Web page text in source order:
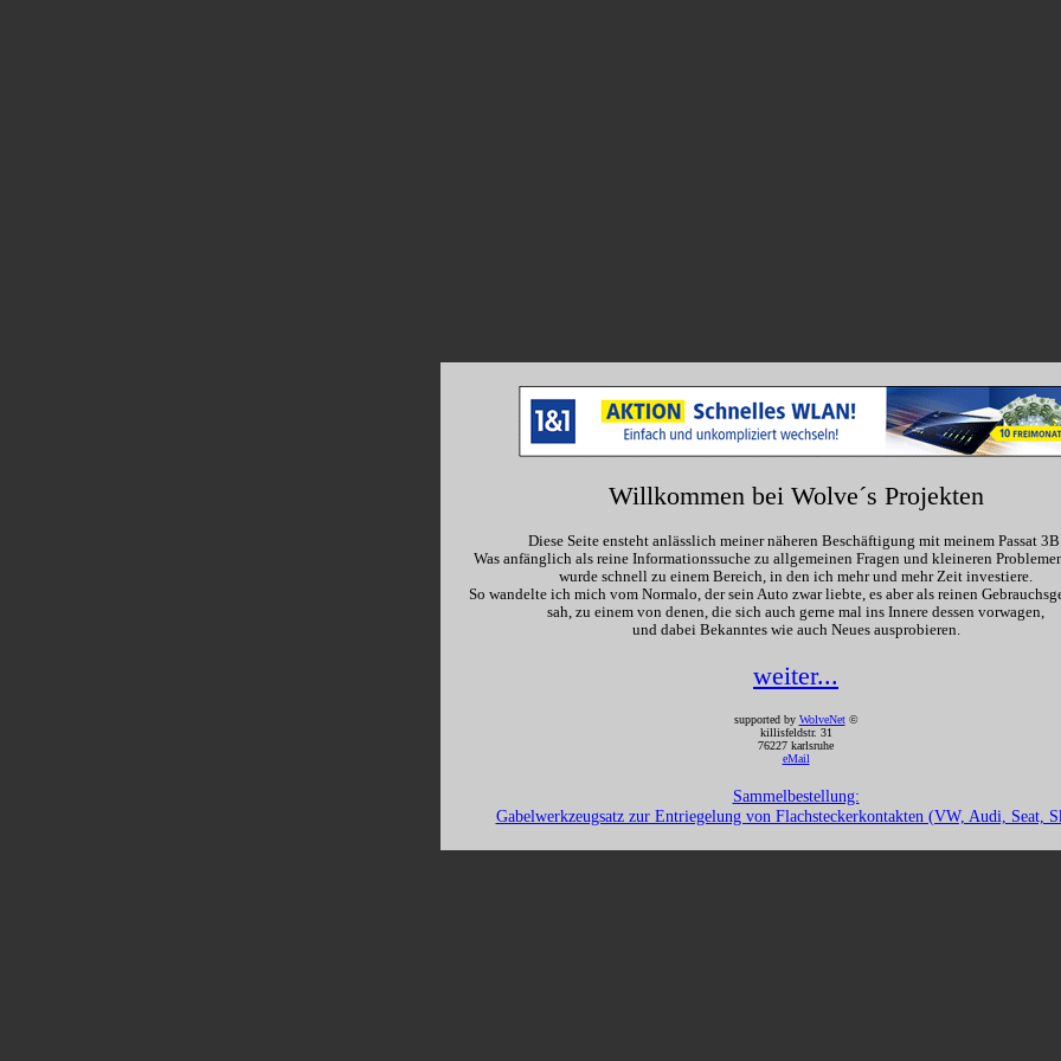
Willkommen bei Wolve´s Projekten
Diese Seite ensteht anlässlich meiner näheren Beschäftigung mit meinem Passat
Was anfänglich als reine Informationssuche zu allgemeinen Fragen und kleineren
wurde schnell zu einem Bereich, in den ich mehr und mehr Zeit investiere.
So wandelte ich mich vom Normalo, der sein Auto zwar liebte, es aber als reinen
sah, zu einem von denen, die sich auch gerne mal ins Innere dessen vorwagen,
und dabei Bekanntes wie auch Neues ausprobieren.
weiter...
supported by WolveNet©
killisfeldstr. 31
76227 karlsruhe
eMail
Sammelbestellung:
Gabelwerkzeugsatz zur Entriegelung von Flachsteckerkontakten (VW, Audi, Seat,